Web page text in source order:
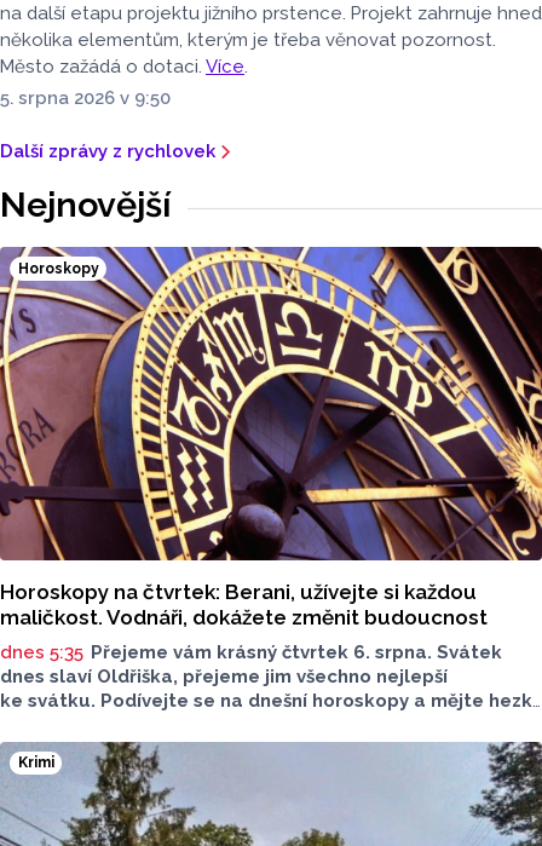
na další etapu projektu jižního prstence. Projekt zahrnuje hned
několika elementům, kterým je třeba věnovat pozornost.
Město zažádá o dotaci. Více.
5. srpna 2026 v 9:50
Další zprávy z rychlovek
Nejnovější
Horoskopy
Horoskopy na čtvrtek: Berani, užívejte si každou
maličkost. Vodnáři, dokážete změnit budoucnost
dnes 5:35 Přejeme vám krásný čtvrtek 6. srpna. Svátek
dnes slaví Oldřiška, přejeme jim všechno nejlepší
ke svátku. Podívejte se na dnešní horoskopy a mějte hezký
Krimi